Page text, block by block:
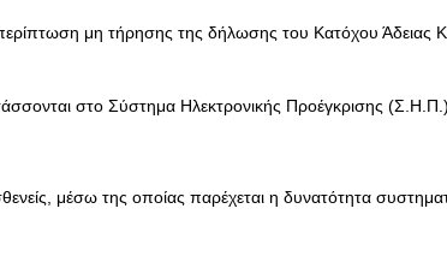
μη τήρησης της δήλωσης του Κατόχου Άδειας
στο Σύστημα Ηλεκτρονικής Προέγκρισης
μέσω της οποίας παρέχεται η δυνατότητα